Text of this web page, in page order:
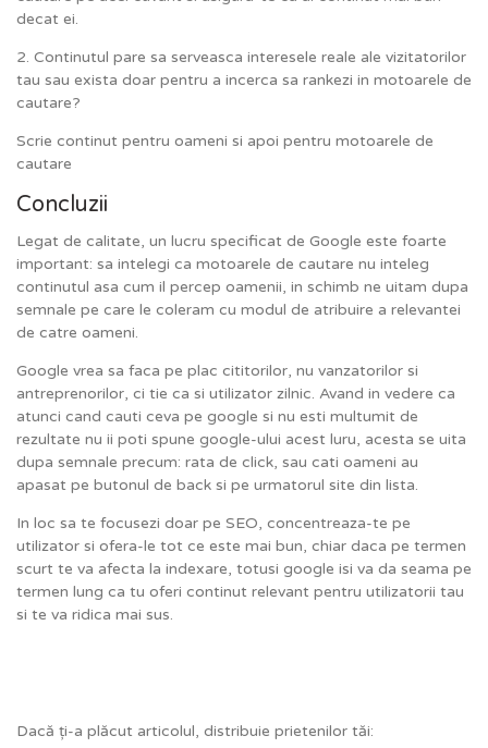
decat ei.
2. Continutul pare sa serveasca interesele reale ale vizitatorilor
tau sau exista doar pentru a incerca sa rankezi in motoarele de
cautare?
Scrie continut pentru oameni si apoi pentru motoarele de
cautare
Concluzii
Legat de calitate, un lucru specificat de Google este foarte
important: sa intelegi ca motoarele de cautare nu inteleg
continutul asa cum il percep oamenii, in schimb ne uitam dupa
semnale pe care le coleram cu modul de atribuire a relevantei
de catre oameni.
Google vrea sa faca pe plac cititorilor, nu vanzatorilor si
antreprenorilor, ci tie ca si utilizator zilnic. Avand in vedere ca
atunci cand cauti ceva pe google si nu esti multumit de
rezultate nu ii poti spune google-ului acest luru, acesta se uita
dupa semnale precum: rata de click, sau cati oameni au
apasat pe butonul de back si pe urmatorul site din lista.
In loc sa te focusezi doar pe SEO, concentreaza-te pe
utilizator si ofera-le tot ce este mai bun, chiar daca pe termen
scurt te va afecta la indexare, totusi google isi va da seama pe
termen lung ca tu oferi continut relevant pentru utilizatorii tau
si te va ridica mai sus.
Dacă ți-a plăcut articolul, distribuie prietenilor tăi: